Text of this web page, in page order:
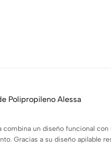
Polipropileno Alessa
combina un diseño funcional
Gracias a su diseño apilable